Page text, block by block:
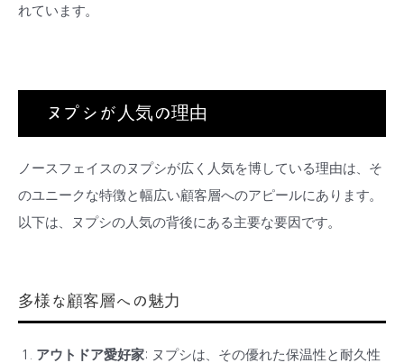
れています。
ヌプシが人気の理由
ノースフェイスのヌプシが広く人気を博している理由は、そ
のユニークな特徴と幅広い顧客層へのアピールにあります。
以下は、ヌプシの人気の背後にある主要な要因です。
多様な顧客層への魅力
アウトドア愛好家: ヌプシは、その優れた保温性と耐久性